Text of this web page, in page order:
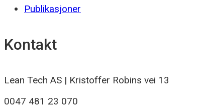
Publikasjoner
Kontakt
Lean Tech AS | Kristoffer Robins vei 13
0047 481 23 070